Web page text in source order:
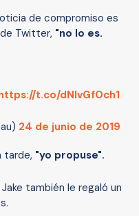
de compromiso es
Twitter, "no lo es.
t.co/dNIvGfOch1
24 de junio de 2019
tarde, "yo propuse".
también le regaló un